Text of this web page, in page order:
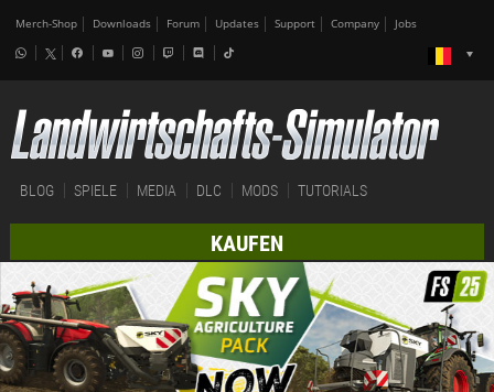
Merch-Shop Downloads Forum Updates Support Company Jobs
BLOG SPIELE MEDIA DLC MODS TUTORIALS
KAUFEN